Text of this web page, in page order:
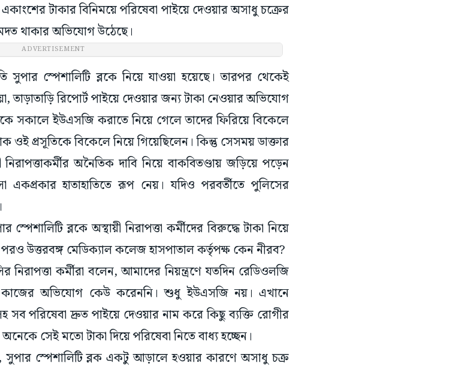
একাংশের টাকার বিনিময়ে পরিষেবা পাইয়ে দেওয়ার অসাধু চক্রের
থাকার অভিযোগ উঠেছে।
ADVERTISEMENT
স্পেশালিটি ব্লকে নিয়ে যাওয়া হয়েছে। তারপর থেকেই
তাড়াতাড়ি রিপোর্ট পাইয়ে দেওয়ার জন্য টাকা নেওয়ার অভিযোগ
ইউএসজি করাতে নিয়ে গেলে তাদের ফিরিয়ে বিকেলে
প্রসূতিকে বিকেলে নিয়ে গিয়েছিলেন। কিন্তু সেসময় ডাক্তার
অনৈতিক দাবি নিয়ে বাকবিতণ্ডায় জড়িয়ে পড়েন
হাতাহাতিতে রূপ নেয়। যদিও পরবর্তীতে পুলিসের
ব্লকে অস্থায়ী নিরাপত্তা কর্মীদের বিরুদ্ধে টাকা নিয়ে
উত্তরবঙ্গ মেডিক্যাল কলেজ হাসপাতাল কর্তৃপক্ষ কেন নীরব?
কর্মীরা বলেন, আমাদের নিয়ন্ত্রণে যতদিন রেডিওলজি
অভিযোগ কেউ করেননি। শুধু ইউএসজি নয়। এখানে
সব পরিষেবা দ্রুত পাইয়ে দেওয়ার নাম করে কিছু ব্যক্তি রোগীর
সেই মতো টাকা দিয়ে পরিষেবা নিতে বাধ্য হচ্ছেন।
স্পেশালিটি ব্লক একটু আড়ালে হওয়ার কারণে অসাধু চক্র